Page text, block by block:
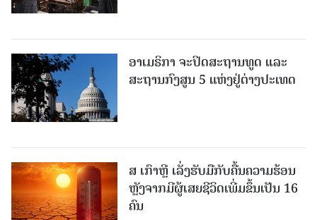
ອາເມຣິກາ ຈະປິດສະຖານທູດ ແ​ລະ
ສະຖານກົງສູນ 5 ແຫ່ງ​ຢູ່​ຕ່າງ​ປະ​ເທດ
ສ ເກົາຫຼີ ເລັ່ງຮັບມືກັບຄື້ນຄວາມຮ້ອນ
ຫຼັງຈາກມີຜູ້ເສຍຊີວິດເພີ່ມຂຶ້ນເປັນ 16
ຄົນ